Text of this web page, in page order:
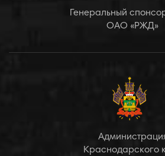
Генеральный
ОАО «РЖД»
Краснодарского